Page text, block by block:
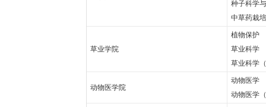
种子科学
中草药栽
草业学院
植物保护
草业科学
草业科学
动物医学院
动物医学
动物医学